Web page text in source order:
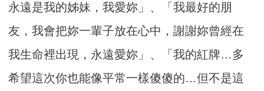
永遠是我的姊妹，我愛妳」、「我最好的朋
友，我會把妳一輩子放在心中，謝謝妳曾經在
我生命裡出現，永遠愛妳」、「我的紅牌…多
希望這次你也能像平常一樣傻傻的…但不是這